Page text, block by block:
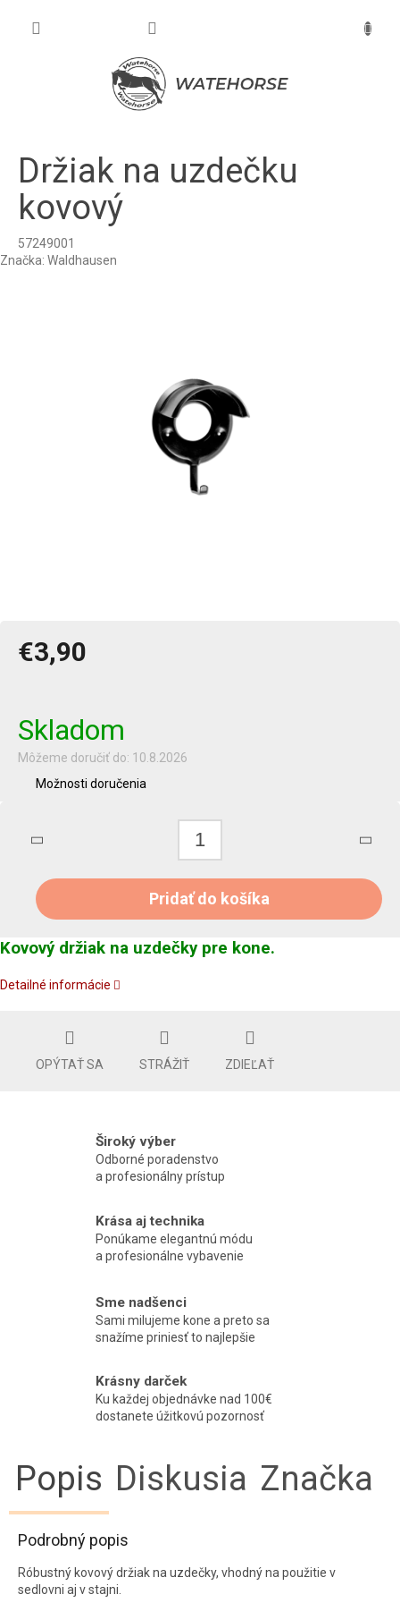
Držiak na uzdečku
kovový
57249001
Značka: Waldhausen
€3,90
Skladom
Môžeme doručiť do: 10.8.2026
Možnosti doručenia
Pridať do košíka
Kovový držiak na uzdečky pre kone.
Detailné informácie
OPÝTAŤ SA STRÁŽIŤ ZDIEĽAŤ
Široký výber
Odborné poradenstvo
a profesionálny prístup
Krása aj technika
Ponúkame elegantnú módu
a profesionálne vybavenie
Sme nadšenci
Sami milujeme kone a preto sa
snažíme priniesť to najlepšie
Krásny darček
Ku každej objednávke nad 100€
dostanete úžitkovú pozornosť
Popis Diskusia Značka
Podrobný popis
Róbustný kovový držiak na uzdečky, vhodný na použitie v
sedlovni aj v stajni.